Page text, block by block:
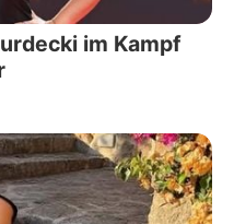
im Kampf